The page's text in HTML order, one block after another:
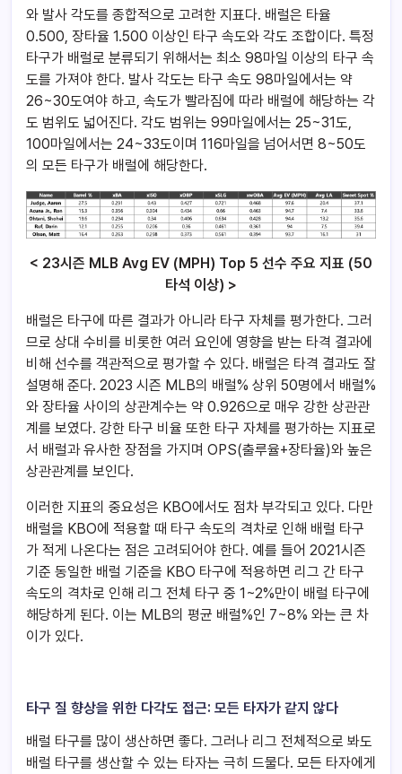
와 발사 각도를 종합적으로 고려한 지표다. 배럴은 타율
0.500, 장타율 1.500 이상인 타구 속도와 각도 조합이다. 특정
타구가 배럴로 분류되기 위해서는 최소 98마일 이상의 타구 속
도를 가져야 한다. 발사 각도는 타구 속도 98마일에서는 약
26~30도여야 하고, 속도가 빨라짐에 따라 배럴에 해당하는 각
도 범위도 넓어진다. 각도 범위는 99마일에서는 25~31도,
100마일에서는 24~33도이며 116마일을 넘어서면 8~50도
의 모든 타구가 배럴에 해당한다.
< 23시즌 MLB Avg EV (MPH) Top 5 선수 주요 지표 (50
타석 이상) >
배럴은 타구에 따른 결과가 아니라 타구 자체를 평가한다. 그러
므로 상대 수비를 비롯한 여러 요인에 영향을 받는 타격 결과에
비해 선수를 객관적으로 평가할 수 있다. 배럴은 타격 결과도 잘
설명해 준다. 2023 시즌 MLB의 배럴% 상위 50명에서 배럴%
와 장타율 사이의 상관계수는 약 0.926으로 매우 강한 상관관
계를 보였다. 강한 타구 비율 또한 타구 자체를 평가하는 지표로
서 배럴과 유사한 장점을 가지며 OPS(출루율+장타율)와 높은
상관관계를 보인다.
이러한 지표의 중요성은 KBO에서도 점차 부각되고 있다. 다만
배럴을 KBO에 적용할 때 타구 속도의 격차로 인해 배럴 타구
가 적게 나온다는 점은 고려되어야 한다. 예를 들어 2021시즌
기준 동일한 배럴 기준을 KBO 타구에 적용하면 리그 간 타구
속도의 격차로 인해 리그 전체 타구 중 1~2%만이 배럴 타구에
해당하게 된다. 이는 MLB의 평균 배럴%인 7~8% 와는 큰 차
이가 있다.
타구 질 향상을 위한 다각도 접근: 모든 타자가 같지 않다
배럴 타구를 많이 생산하면 좋다. 그러나 리그 전체적으로 봐도
배럴 타구를 생산할 수 있는 타자는 극히 드물다. 모든 타자에게